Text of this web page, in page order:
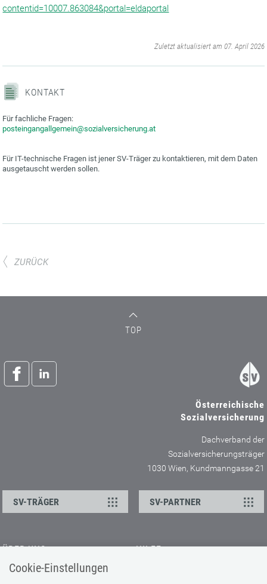
Cookie-Einstellungen
contentid=10007.863084&portal=eldaportal
Zuletzt aktualisiert am 07. April 2026
KONTAKT
Für fachliche Fragen:
posteingangallgemein@sozialversicherung.at
Für IT-technische Fragen ist jener SV-Träger zu kontaktieren, mit dem Daten
ausgetauscht werden sollen.
ZURÜCK
TOP
Österreichische
Sozialversicherung
Dachverband der
Sozialversicherungsträger
1030 Wien, Kundmanngasse 21
SV-TRÄGER SV-PARTNER
ÜBER UNS
Kontakt
HILFE